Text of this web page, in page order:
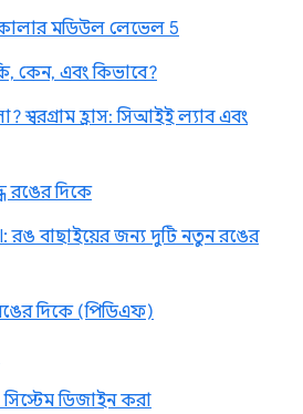
মডিউল লেভেল 5
কেন, এবং কিভাবে?
স্বরগ্রাম হ্রাস: সিআইই ল্যাব এবং
রঙের দিকে
রঙ বাছাইয়ের জন্য দুটি নতুন রঙের
দিকে (পিডিএফ)
ডিজাইন করা